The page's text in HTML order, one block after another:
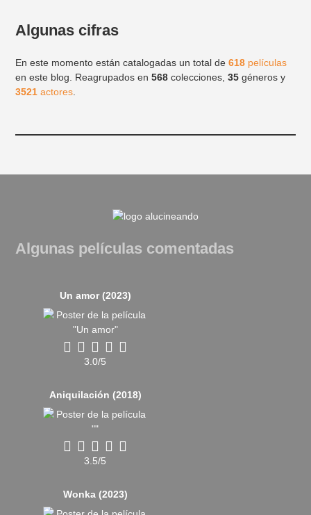
Algunas cifras
En este momento están catalogadas un total de618 películas
en este blog. Reagrupados en568 colecciones,35 géneros y
3521 actores
Algunas películas comentadas
Un amor (2023)
3.0/5
Aniquilación (2018)
3.5/5
Wonka (2023)